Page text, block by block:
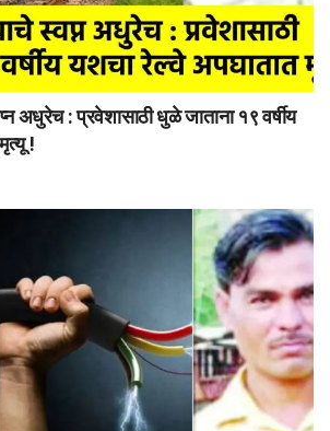
अधुरेच : प्रवेशासाठी धुळे जाताना १९ वर्षीय
!